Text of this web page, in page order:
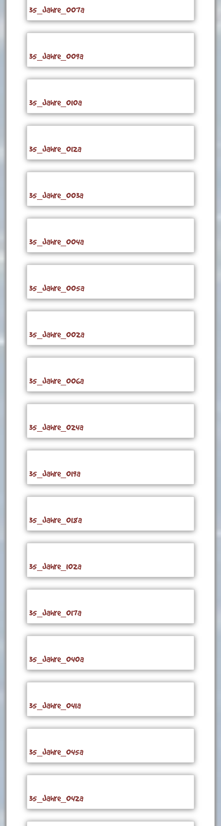
35_Jahre_007a
35_Jahre_009a
35_Jahre_010a
35_Jahre_012a
35_Jahre_003a
35_Jahre_004a
35_Jahre_005a
35_Jahre_002a
35_Jahre_006a
35_Jahre_024a
35_Jahre_019a
35_Jahre_018a
35_Jahre_102a
35_Jahre_017a
35_Jahre_040a
35_Jahre_041a
35_Jahre_045a
35_Jahre_042a